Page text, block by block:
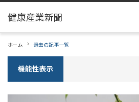
ホーム 過去の記事一覧
機能性表示